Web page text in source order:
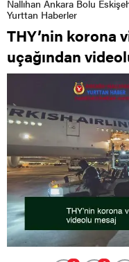
Nallıhan Ankara Bolu
Yurttan Haberler
THY’nin korona
uçağından